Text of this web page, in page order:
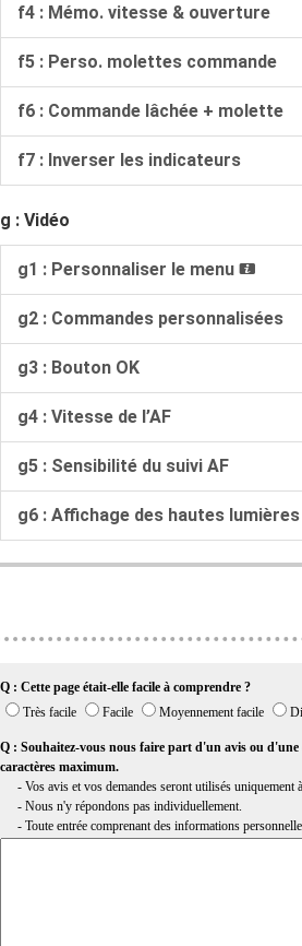
f4 : Mémo. vitesse & ouverture
f5 : Perso. molettes commande
f6 : Commande lâchée + molette
f7 : Inverser les indicateurs
g : Vidéo
g1 : Personnaliser le menu i
g2 : Commandes personnalisées
g3 : Bouton OK
g4 : Vitesse de l’AF
g5 : Sensibilité du suivi AF
g6 : Affichage des hautes lumières